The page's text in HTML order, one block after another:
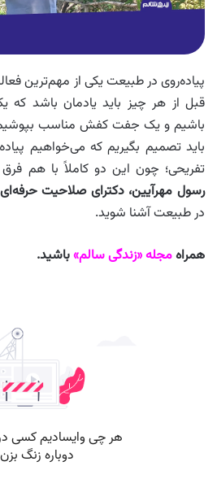
پیاده‌روی در طبیعت یکی از مهم‌ترین
قبل از هر چیز باید یادمان باشد
باشیم و یک جفت کفش مناسب
باید تصمیم بگیریم که می‌خواهیم
تفریحی؛ چون این دو کاملاً با هم فرق
رسول مهرآیین، دکترای صلاحیت حرفه‌ای
در طبیعت آشنا شوید.
همراهمجله «زندگی سالم»باشید.